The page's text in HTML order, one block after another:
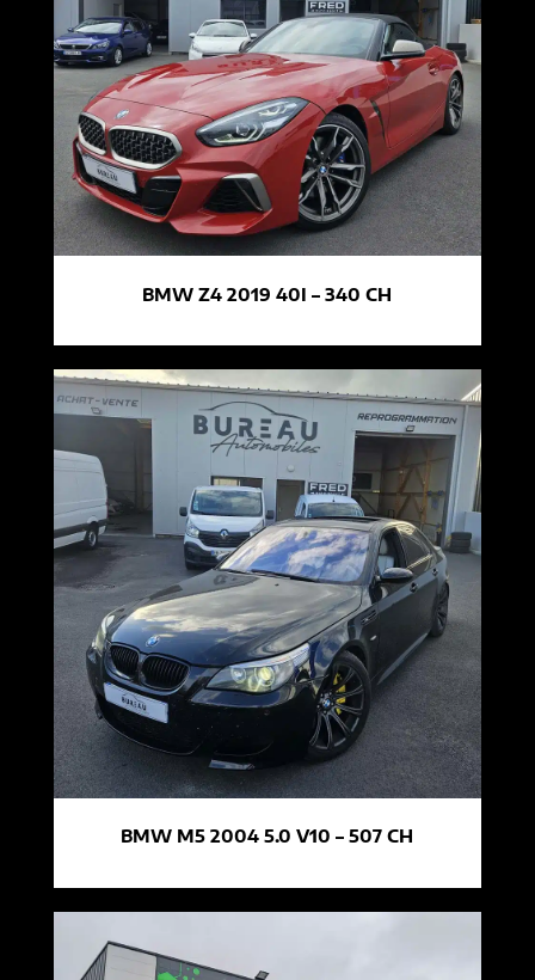
BMW Z4 2019 40I – 340 CH
BMW M5 2004 5.0 V10 – 507 CH